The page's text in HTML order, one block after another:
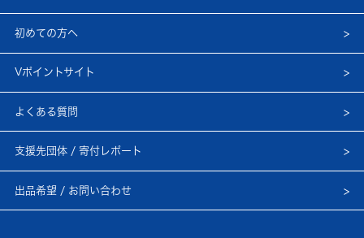
初めての方へ
Vポイントサイト
よくある質問
支援先団体 / 寄付レポート
出品希望 / お問い合わせ